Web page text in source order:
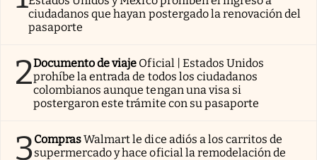
ciudadanos que hayan postergado la renovación del
pasaporte
2Documento de viaje Oficial | Estados Unidos
prohíbe la entrada de todos los ciudadanos
colombianos aunque tengan una visa si
postergaron este trámite con su pasaporte
3ComprasWalmart le dice adiós a los carritos de
supermercado y hace oficial la remodelación de